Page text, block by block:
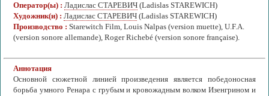
Оператор(ы) : Ладислас СТАРЕВИЧ (Ladislas STAREWICH)
Художник(и) : Ладислас СТАРЕВИЧ (Ladislas STAREWICH)
Производство : Starewitch Film, Louis Nalpas (version muette), U.F.A.
(version sonore allemande), Roger Richebé (version sonore française).
Аннотация
Основной сюжетной линией произведения является победоносная
борьба умного Ренара с грубым и кровожадным волком Изенгрином и